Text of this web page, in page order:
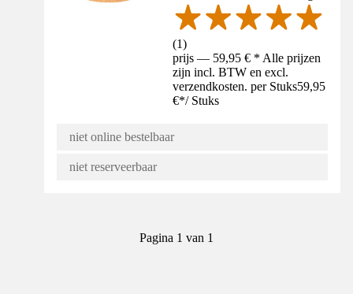
(1)
prijs — 59,95 € * Alle prijzen
zijn incl. BTW en excl.
verzendkosten. per Stuks59,95
€*/ Stuks
niet online bestelbaar
niet reserveerbaar
Pagina 1 van 1